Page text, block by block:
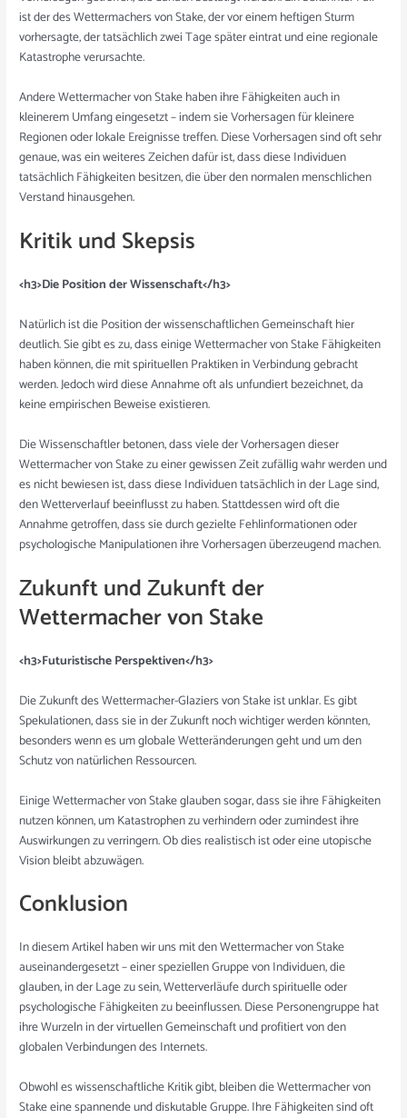
ist der des Wettermachers von Stake, der vor einem heftigen Sturm
vorhersagte, der tatsächlich zwei Tage später eintrat und eine regionale
Katastrophe verursachte.
Andere Wettermacher von Stake haben ihre Fähigkeiten auch in
kleinerem Umfang eingesetzt – indem sie Vorhersagen für kleinere
Regionen oder lokale Ereignisse treffen. Diese Vorhersagen sind oft sehr
genaue, was ein weiteres Zeichen dafür ist, dass diese Individuen
tatsächlich Fähigkeiten besitzen, die über den normalen menschlichen
Verstand hinausgehen.
Kritik und Skepsis
<h3>Die Position der Wissenschaft</h3>
Natürlich ist die Position der wissenschaftlichen Gemeinschaft hier
deutlich. Sie gibt es zu, dass einige Wettermacher von Stake Fähigkeiten
haben können, die mit spirituellen Praktiken in Verbindung gebracht
werden. Jedoch wird diese Annahme oft als unfundiert bezeichnet, da
keine empirischen Beweise existieren.
Die Wissenschaftler betonen, dass viele der Vorhersagen dieser
Wettermacher von Stake zu einer gewissen Zeit zufällig wahr werden und
es nicht bewiesen ist, dass diese Individuen tatsächlich in der Lage sind,
den Wetterverlauf beeinflusst zu haben. Stattdessen wird oft die
Annahme getroffen, dass sie durch gezielte Fehlinformationen oder
psychologische Manipulationen ihre Vorhersagen überzeugend machen.
Zukunft und Zukunft der
Wettermacher von Stake
<h3>Futuristische Perspektiven</h3>
Die Zukunft des Wettermacher-Glaziers von Stake ist unklar. Es gibt
Spekulationen, dass sie in der Zukunft noch wichtiger werden könnten,
besonders wenn es um globale Wetteränderungen geht und um den
Schutz von natürlichen Ressourcen.
Einige Wettermacher von Stake glauben sogar, dass sie ihre Fähigkeiten
nutzen können, um Katastrophen zu verhindern oder zumindest ihre
Auswirkungen zu verringern. Ob dies realistisch ist oder eine utopische
Vision bleibt abzuwägen.
Conklusion
In diesem Artikel haben wir uns mit den Wettermacher von Stake
auseinandergesetzt – einer speziellen Gruppe von Individuen, die
glauben, in der Lage zu sein, Wetterverläufe durch spirituelle oder
psychologische Fähigkeiten zu beeinflussen. Diese Personengruppe hat
ihre Wurzeln in der virtuellen Gemeinschaft und profitiert von den
globalen Verbindungen des Internets.
Obwohl es wissenschaftliche Kritik gibt, bleiben die Wettermacher von
Stake eine spannende und diskutable Gruppe. Ihre Fähigkeiten sind oft